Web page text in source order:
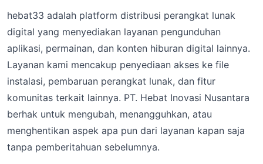
hebat33 adalah platform distribusi perangkat lunak
digital yang menyediakan layanan pengunduhan
aplikasi, permainan, dan konten hiburan digital lainnya.
Layanan kami mencakup penyediaan akses ke file
instalasi, pembaruan perangkat lunak, dan fitur
komunitas terkait lainnya. PT. Hebat Inovasi Nusantara
berhak untuk mengubah, menangguhkan, atau
menghentikan aspek apa pun dari layanan kapan saja
tanpa pemberitahuan sebelumnya.